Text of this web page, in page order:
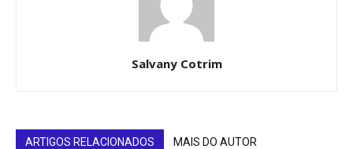
Salvany Cotrim
ARTIGOS RELACIONADOS MAIS DO AUTOR